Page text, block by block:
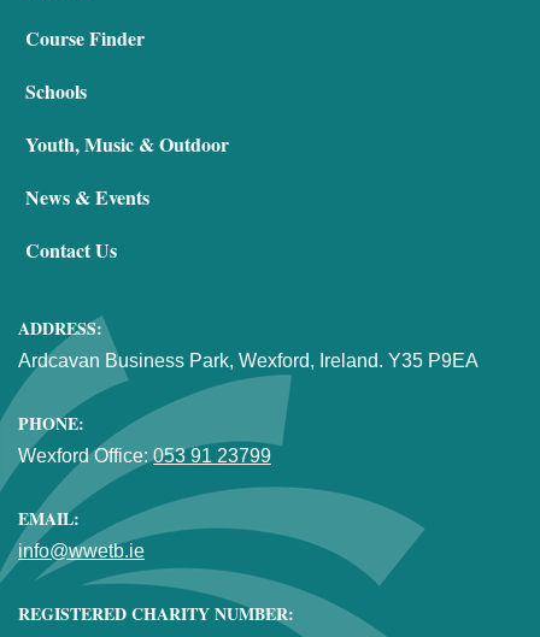
Course Finder
Schools
Youth, Music & Outdoor
News & Events
Contact Us
ADDRESS:
Ardcavan Business Park, Wexford, Ireland. Y35 P9EA
PHONE:
Wexford Office: 053 91 23799
EMAIL:
info@wwetb.ie
REGISTERED CHARITY NUMBER: